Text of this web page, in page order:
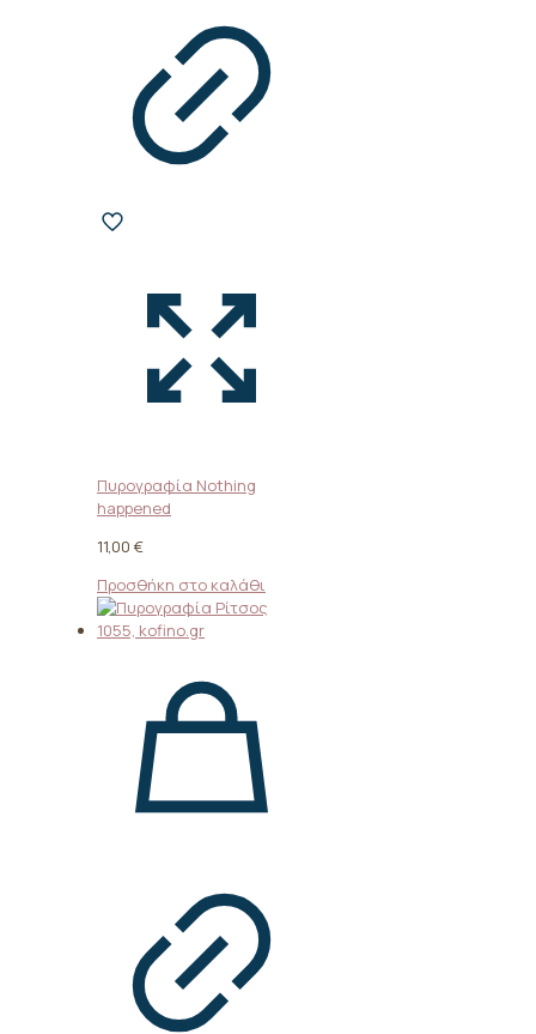
Πυρογραφία Nothing
happened
11,00 €
Προσθήκη στο καλάθι